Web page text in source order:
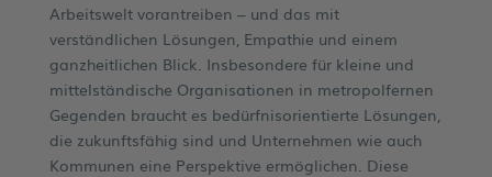
Arbeitswelt vorantreiben – und das mit
verständlichen Lösungen, Empathie und einem
ganzheitlichen Blick. Insbesondere für kleine und
mittelständische Organisationen in metropolfernen
Gegenden braucht es bedürfnisorientierte Lösungen,
die zukunftsfähig sind und Unternehmen wie auch
Kommunen eine Perspektive ermöglichen. Diese